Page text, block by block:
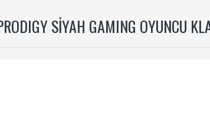
SİYAH GAMING OYUNCU